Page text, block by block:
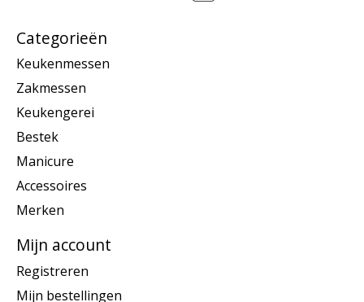
Categorieën
Keukenmessen
Zakmessen
Keukengerei
Bestek
Manicure
Accessoires
Merken
Mijn account
Registreren
Mijn bestellingen